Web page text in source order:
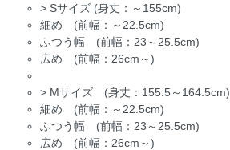
> Sサイズ (身丈：～155cm)
細め (前幅：～22.5cm)
ふつう幅 (前幅：23～25.5cm)
広め (前幅：26cm～)
> Mサイズ (身丈：155.5～164.5cm)
細め (前幅：～22.5cm)
ふつう幅 (前幅：23～25.5cm)
広め (前幅：26cm～)